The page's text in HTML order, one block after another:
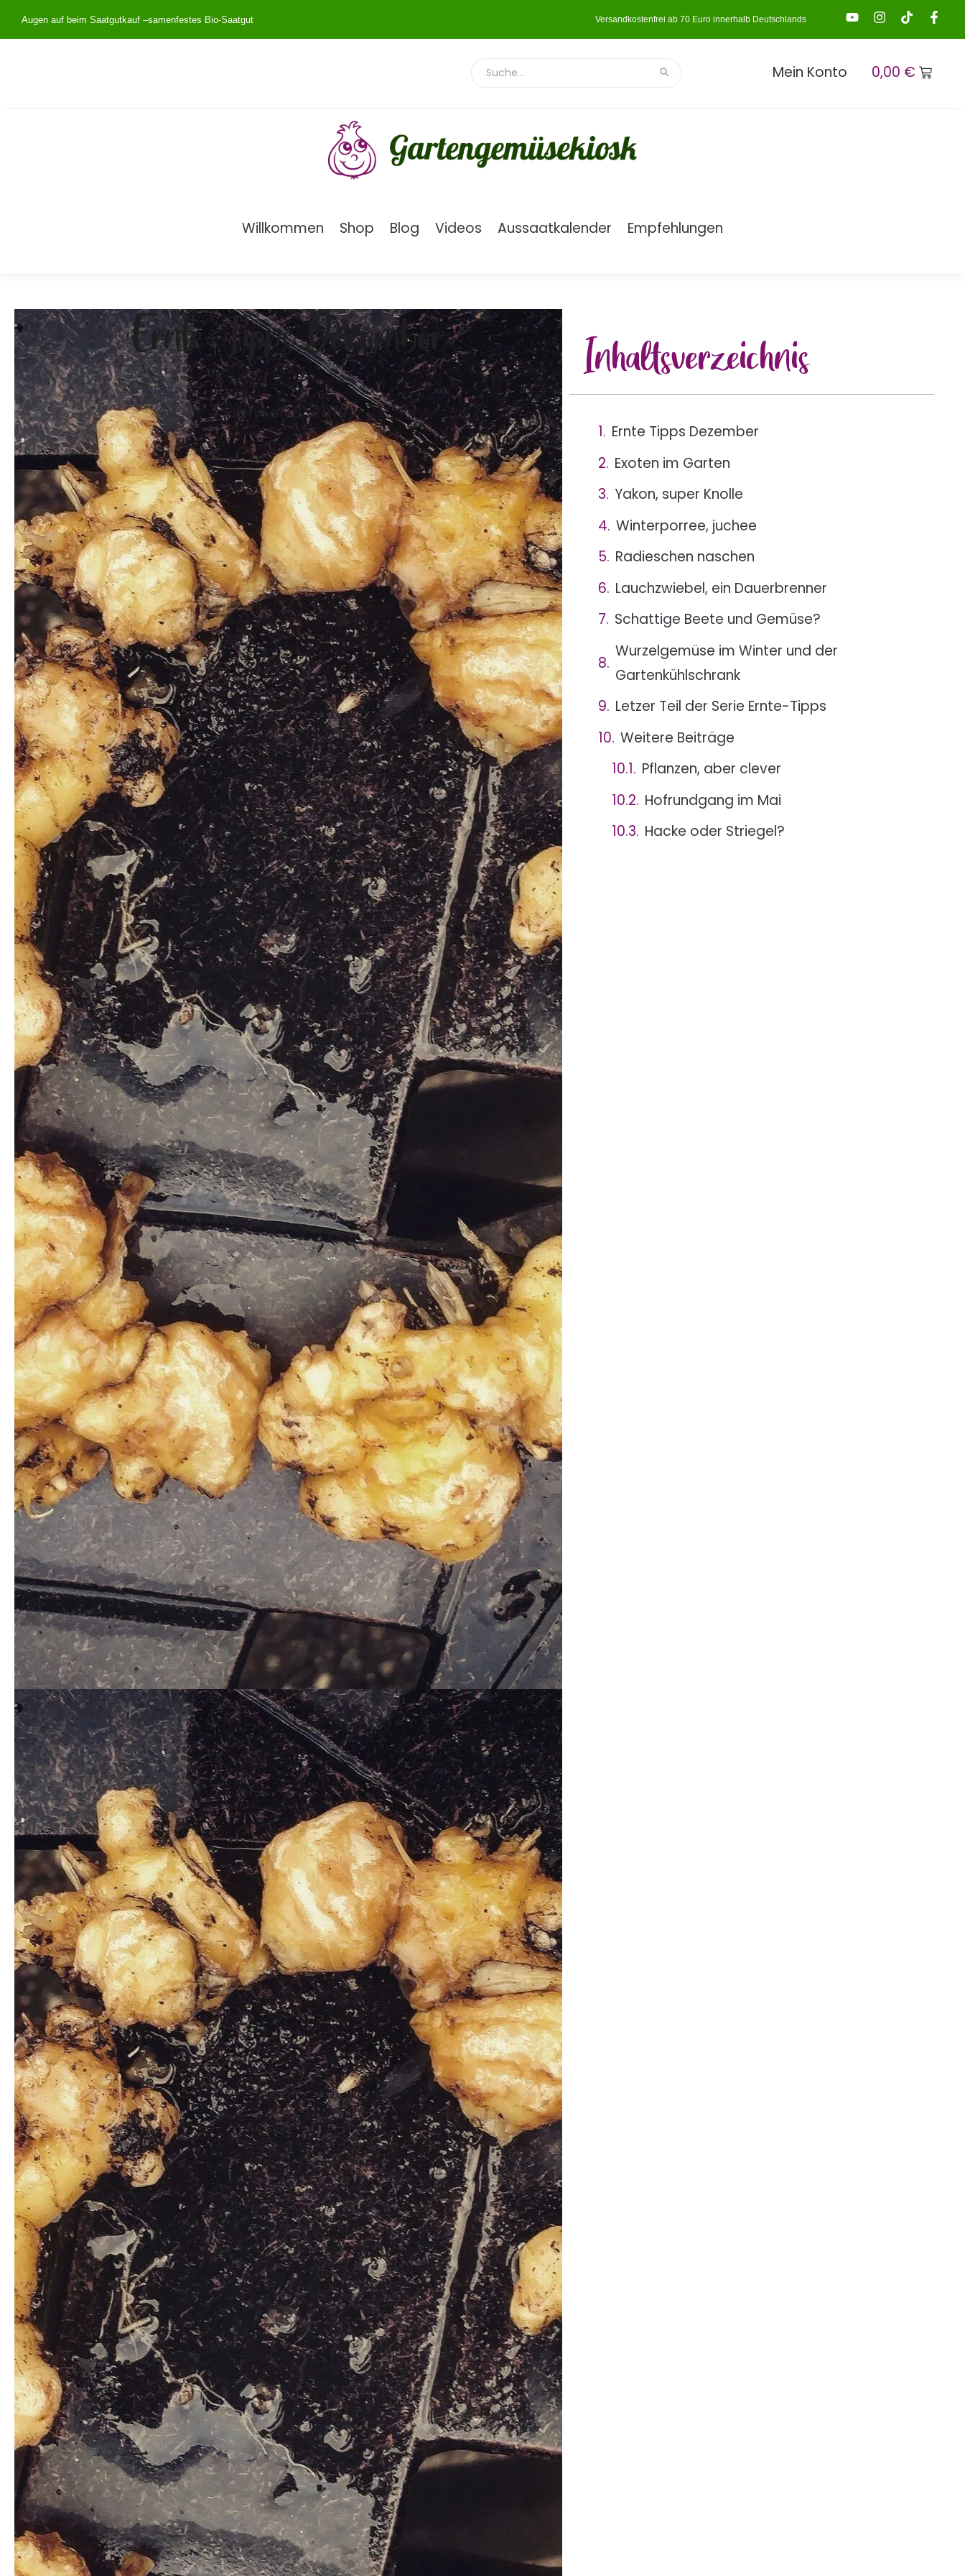
Augen auf beim Saatgutkauf –samenfestes Bio-Saatgut Versandkostenfrei ab 70 Euro innerhalb Deutschlands
Mein Konto 0,00 €
Willkommen Shop Blog Videos Aussaatkalender Empfehlungen
Ernte-Tipps Dezember
Januar 6, 2019
Inhaltsverzeichnis
Ernte Tipps Dezember
Exoten im Garten
Yakon, super Knolle
Winterporree, juchee
Radieschen naschen
Lauchzwiebel, ein Dauerbrenner
Schattige Beete und Gemüse?
Wurzelgemüse im Winter und der
Gartenkühlschrank
Letzer Teil der Serie Ernte-Tipps
Weitere Beiträge
Pflanzen, aber clever
Hofrundgang im Mai
Hacke oder Striegel?